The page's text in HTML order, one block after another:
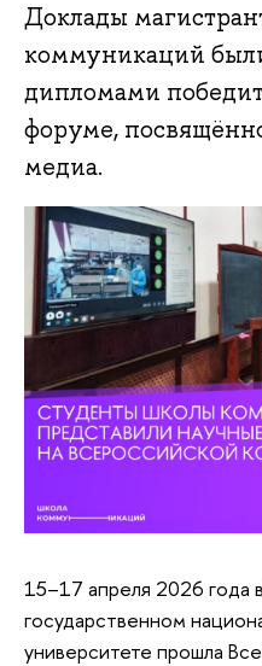
Доклады
коммуникаций
дипломами
форуме,
медиа.
15–17 апреля 2026 года
государственном
университете прошла